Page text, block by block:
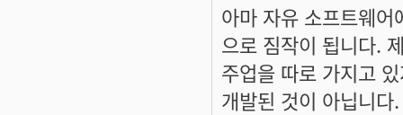
아마 자유 소프트웨
으로 짐작이 됩니다.
주업을 따로 가지고
개발된 것이 아닙니다.